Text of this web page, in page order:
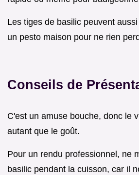
Les tiges de basilic peuvent
un pesto maison pour ne rien
Conseils de
C'est un amuse bouche, donc le
autant que le goût.
Pour un rendu professionnel, ne
basilic pendant la cuisson, car il